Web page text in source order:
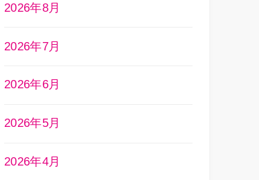
2026年8月
2026年7月
2026年6月
2026年5月
2026年4月